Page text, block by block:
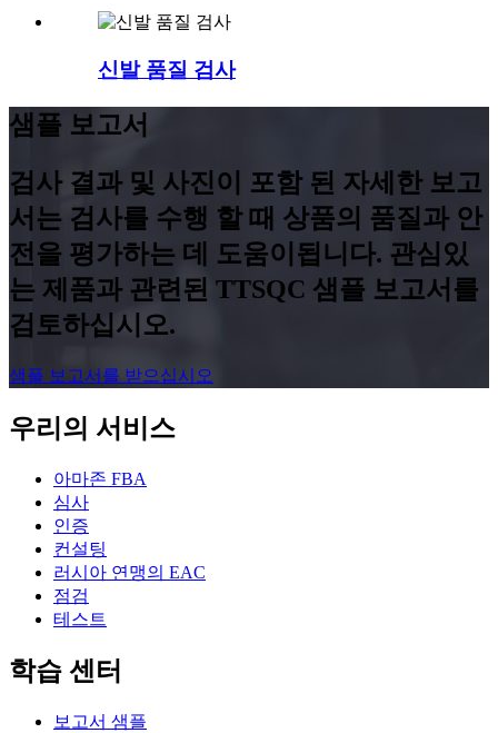
신발 품질 검사
샘플 보고서
검사 결과 및 사진이 포함 된 자세한 보고
서는 검사를 수행 할 때 상품의 품질과 안
전을 평가하는 데 도움이됩니다. 관심있
는 제품과 관련된 TTSQC 샘플 보고서를
검토하십시오.
샘플 보고서를 받으십시오
우리의 서비스
아마존 FBA
심사
인증
컨설팅
러시아 연맹의 EAC
점검
테스트
학습 센터
보고서 샘플